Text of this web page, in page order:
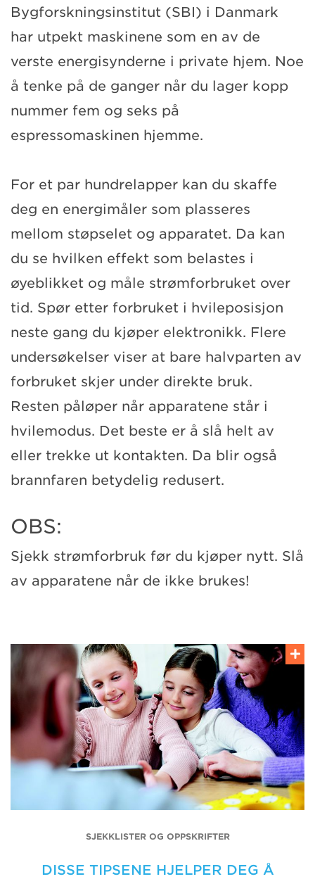
Bygforskningsinstitut (SBI) i Danmark
har utpekt maskinene som en av de
verste energisynderne i private hjem. Noe
å tenke på de ganger når du lager kopp
nummer fem og seks på
espressomaskinen hjemme.
For et par hundrelapper kan du skaffe
deg en energimåler som plasseres
mellom støpselet og apparatet. Da kan
du se hvilken effekt som belastes i
øyeblikket og måle strømforbruket over
tid. Spør etter forbruket i hvileposisjon
neste gang du kjøper elektronikk. Flere
undersøkelser viser at bare halvparten av
forbruket skjer under direkte bruk.
Resten påløper når apparatene står i
hvilemodus. Det beste er å slå helt av
eller trekke ut kontakten. Da blir også
brannfaren betydelig redusert.
OBS:
Sjekk strømforbruk før du kjøper nytt. Slå
av apparatene når de ikke brukes!
SJEKKLISTER OG OPPSKRIFTER
DISSE TIPSENE HJELPER DEG Å